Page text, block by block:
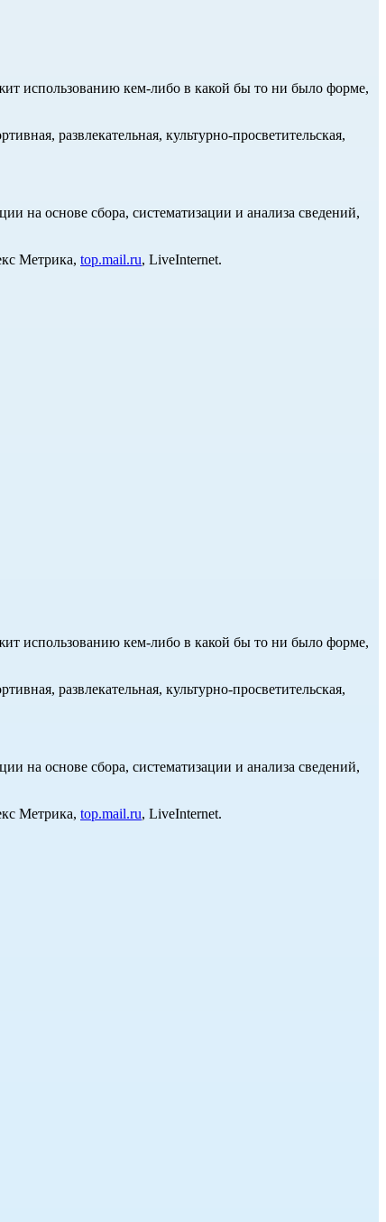
использованию кем-либо в какой бы то ни было форме,
развлекательная, культурно-просветительская,
на основе сбора, систематизации и анализа сведений,
Метрика, top.mail.ru, LiveInternet.
использованию кем-либо в какой бы то ни было форме,
развлекательная, культурно-просветительская,
на основе сбора, систематизации и анализа сведений,
Метрика, top.mail.ru, LiveInternet.